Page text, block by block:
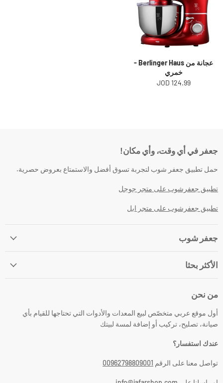
عجانة من Berlinger Haus -
خمري
124.99 JOD
جعفر في أي وقت، وأي مكان!
حمل تطبيق جعفر شوب لتجربة تسوق أفضل والاستمتاع بعروض حصرية.
تطبيق جعفرشوب على متجر جوجل
تطبيق جعفرشوب على متجر ابل
جعفر شوب
الأكثر بحثا
من نحن
أول موقع عربي متخصّص لبيع المعدات والأدوات التي تحتاجها للقيام بأي
صيانة، تصليح، تركيب أو إضافة لمسة لبيتك
عندك استفسار؟
تواصل معنا على الرقم 00962798809001